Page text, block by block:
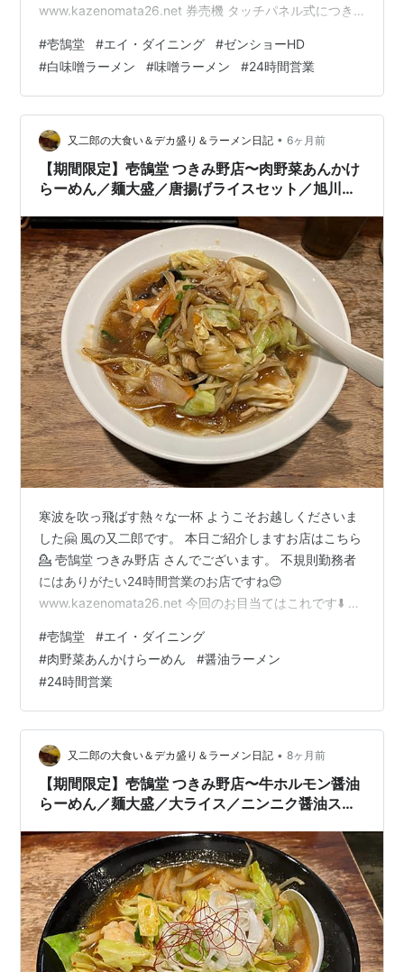
www.kazenomata26.net 券売機 タッチパネル式につき
予定の白味噌らーめんゾーンだけ写しておきました🙇 白
味噌らーめん¥750スタート、赤味噌らーめん¥750、濃
厚味噌らーめん¥790、辛味噌らーめん¥850、あとはト
ッピング各種やらセットメニューやらご飯ものやら。 今
回は何故か今まで食べてこなかった、お店の看板メニ
ュ…
#壱鵠堂 #エイ・ダイニング #ゼンショーHD
#白味噌ラーメン #味噌ラーメン #24時間営業
又二郎の大食い＆デカ盛り＆ラーメン日記 • 6ヶ月前
【期間限定】壱鵠堂 つきみ野店〜肉野菜あんかけ
らーめん／麺大盛／唐揚げライスセット／旭川醤
時間営業／エイ・ダイニング／ゼンショーHD〜
寒波を吹っ飛ばす熱々な一杯 ようこそお越しくださいま
した🤗 風の又二郎です。 本日ご紹介しますお店はこちら
💁 壱鵠堂 つきみ野店 さんでございます。 不規則勤務者
にはありがたい24時間営業のお店ですね😊
www.kazenomata26.net 今回のお目当てはこれです⬇️ 肉
定商品となります。 もうね、ネーミングからして熱々な
一杯ですよね🥰 極寒の屋外での雑務によって冷え切った
身体にはピッタリです👍 ということで、本日のオーダー
は… 肉野菜あんかけらーめん＋麺大盛＋唐揚げライスセ
ット 全部で¥1360でございます。 卓上チェック✨ フライ
ド…
#壱鵠堂 #エイ・ダイニング
#肉野菜あんかけらーめん #醤油ラーメン
#24時間営業
又二郎の大食い＆デカ盛り＆ラーメン日記 • 8ヶ月前
【期間限定】壱鵠堂 つきみ野店〜牛ホルモン醤油
らーめん／麺大盛／大ライス／ニンニク醤油スー
／ゼンショーHD／オススメ〜